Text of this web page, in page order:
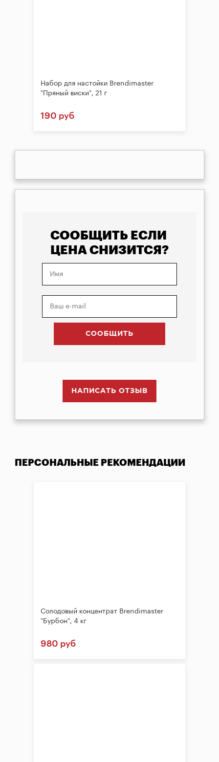
Набор для настойки Brendimaster
"Пряный виски", 21 г
190 руб
СООБЩИТЬ ЕСЛИ
ЦЕНА СНИЗИТСЯ?
НАПИСАТЬ ОТЗЫВ
ПЕРСОНАЛЬНЫЕ РЕКОМЕНДАЦИИ
Солодовый концентрат Brendimaster
"Бурбон", 4 кг
980 руб